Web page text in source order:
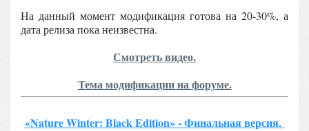
На данный момент модификация готова на 20-30%, а
дата релиза пока неизвестна.
Смотреть видео.
Тема модификации на форуме.
«Nature Winter: Black Edition» - Финальная версия.